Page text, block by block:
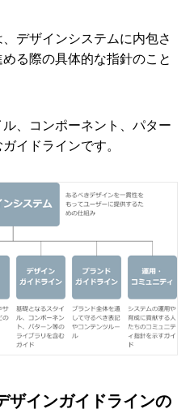
デザインシステムに内包さ
る際の具体的な指針のこと
、コンポーネント、パター
イドラインです。
ザインガイドラインの